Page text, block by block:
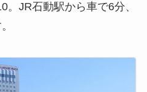
。JR石動駅から車で6分、